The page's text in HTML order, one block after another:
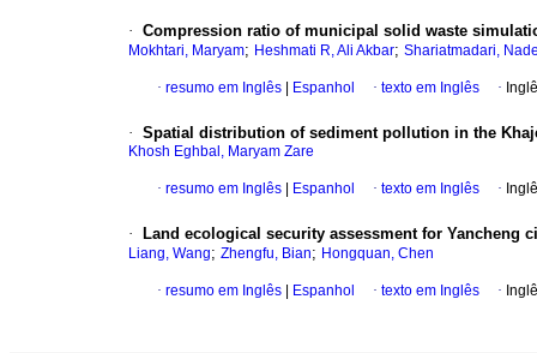
· Compression ratio of municipal solid waste
Mokhtari, Maryam; Heshmati R, Ali Akbar; Shariatmadari,
· resumo em Inglês Espanhol · texto em Inglês ·
· Spatial distribution of sediment pollution in the
Khosh Eghbal, Maryam Zare
· resumo em Inglês Espanhol · texto em Inglês ·
· Land ecological security assessment for Yancheng
Liang, Wang; Zhengfu, Bian; Hongquan, Chen
· resumo em Inglês Espanhol · texto em Inglês ·